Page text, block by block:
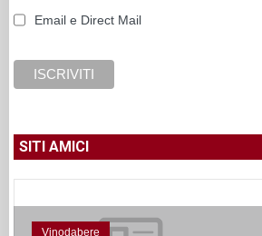
Email e Direct Mail
SITI AMICI
Vinodabere